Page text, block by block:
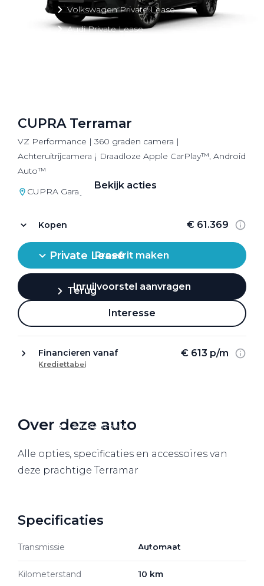
Volkswagen Private Lease
Audi Private Lease
Bekijk alle aanbiedingen
Bekijk acties
Private Lease
Terug
Website Pon Center Zakelijk
Leasevormen
Lease acties
Zakelijke Lease acties
Profiteer van zakelijk
CUPRA Terramar
VZ Performance | 360 graden camera |
Achteruitrijcamera | Draadloze Apple CarPlay™, Android
Auto™
CUPRA Garage Utrecht
Kopen € 61.369
Proefrit maken
Inruilvoorstel aanvragen
Interesse
Financieren vanaf € 613 p/m
Krediettabel
Over deze auto
Alle opties, specificaties en accessoires van
deze prachtige Terramar
Specificaties
Transmissie Automaat
Kilometerstand 10 km